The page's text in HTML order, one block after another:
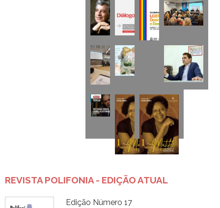
REVISTA POLIFONIA - EDIÇÃO ATUAL
Edição Número 17